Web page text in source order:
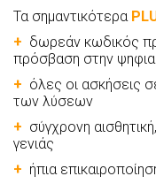
Τα σημαντικότερα
+ δωρεάν κωδικός
πρόσβαση στην
+ όλες οι ασκήσεις
των λύσεων
+ σύγχρονη
γενιάς
+ ήπια